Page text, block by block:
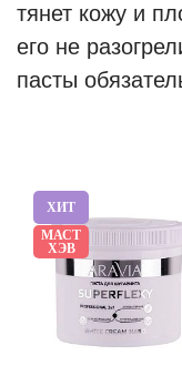
тянет кожу и
его не
пасты
ХИТ
МАСТ
ХЭВ